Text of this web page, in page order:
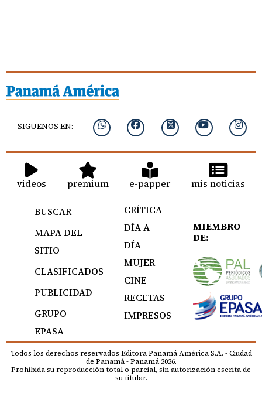
SIGUENOS EN:
videos premium e-papper mis noticias
BUSCAR
MAPA DEL
SITIO
CLASIFICADOS
PUBLICIDAD
GRUPO
EPASA
CRÍTICA
DÍA A
DÍA
MUJER
CINE
RECETAS
IMPRESOS
MIEMBRO
DE:
Todos los derechos reservados Editora Panamá América S.A. - Ciudad
de Panamá - Panamá 2026.
Prohibida su reproducción total o parcial, sin autorización escrita de
su titular.